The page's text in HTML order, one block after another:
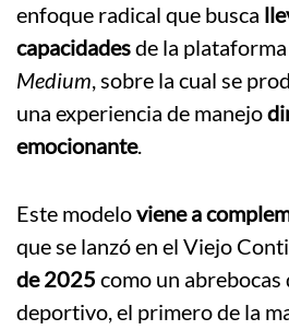
enfoque radical que busca
capacidadesde la
Medium, sobre la cual se
una experiencia de manejo
emocionante.
Este modeloviene a
que se lanzó en el Viejo
de 2025 como un abrebocas
deportivo, el primero de la